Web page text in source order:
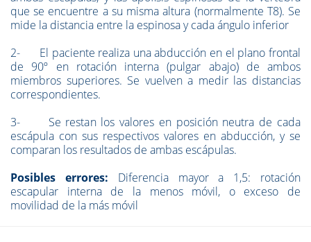
que se encuentre a su misma altura (normalmente T8). Se
mide la distancia entre la espinosa y cada ángulo inferior
2- El paciente realiza una abducción en el plano frontal
de 90º en rotación interna (pulgar abajo) de ambos
miembros superiores. Se vuelven a medir las distancias
correspondientes.
3- Se restan los valores en posición neutra de cada
escápula con sus respectivos valores en abducción, y se
comparan los resultados de ambas escápulas.
Posibles errores: Diferencia mayor a 1,5: rotación
escapular interna de la menos móvil, o exceso de
movilidad de la más móvil